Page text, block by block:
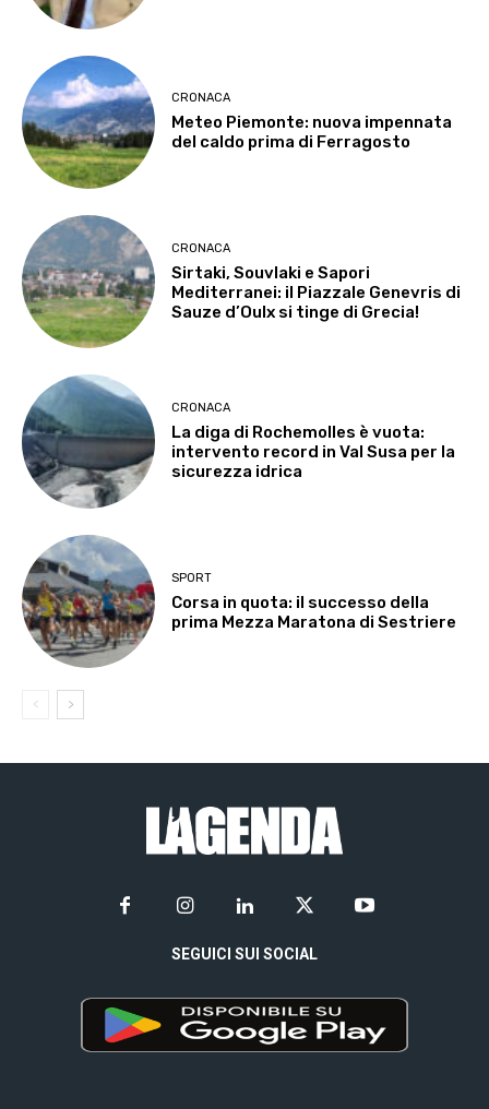
CRONACA
Meteo Piemonte: nuova impennata
del caldo prima di Ferragosto
CRONACA
Sirtaki, Souvlaki e Sapori
Mediterranei: il Piazzale Genevris di
Sauze d’Oulx si tinge di Grecia!
CRONACA
La diga di Rochemolles è vuota:
intervento record in Val Susa per la
sicurezza idrica
SPORT
Corsa in quota: il successo della
prima Mezza Maratona di Sestriere
SEGUICI SUI SOCIAL